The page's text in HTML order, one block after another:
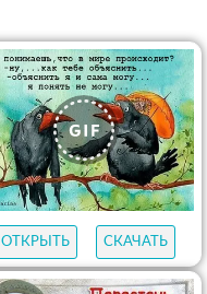
ОТКРЫТЬ СКАЧАТЬ